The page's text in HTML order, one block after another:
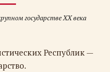
государстве XX века
Республик —